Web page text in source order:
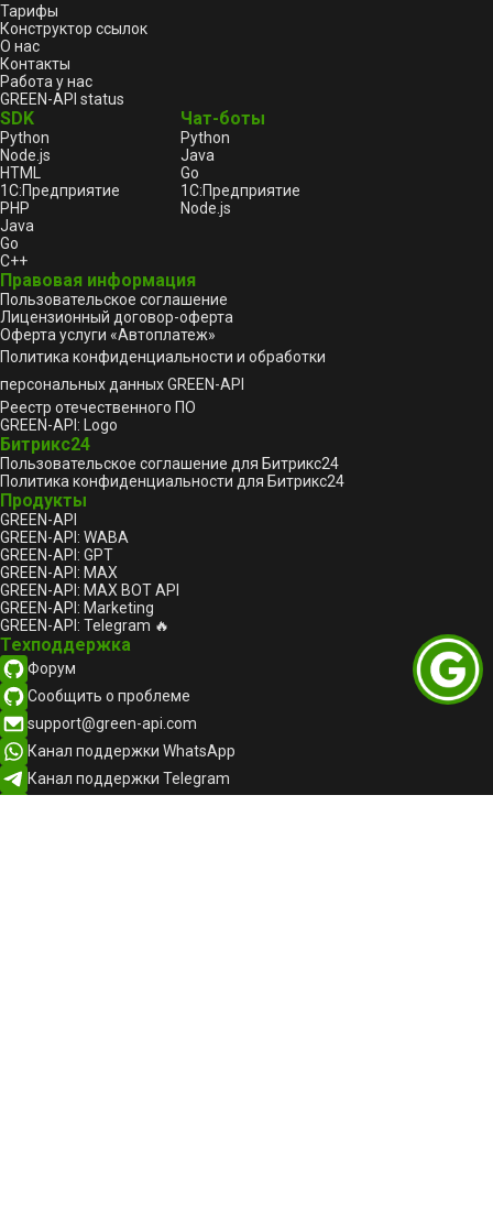
Тарифы
Конструктор ссылок
О нас
Контакты
Работа у нас
GREEN-API status
SDK
Python
Node.js
HTML
1С:Предприятие
PHP
Java
Go
C++
Чат-боты
Python
Java
Go
1С:Предприятие
Node.js
Правовая информация
Пользовательское соглашение
Лицензионный договор-оферта
Оферта услуги «Автоплатеж»
Политика конфиденциальности и обработки
персональных данных GREEN-API
Реестр отечественного ПО
GREEN-API: Logo
Битрикс24
Пользовательское соглашение для Битрикс24
Политика конфиденциальности для Битрикс24
Продукты
GREEN-API
GREEN-API: WABA
GREEN-API: GPT
GREEN-API: MAX
GREEN-API: MAX BOT API
GREEN-API: Marketing
GREEN-API: Telegram 🔥
Техподдержка
Форум
Сообщить о проблеме
support@green-api.com
Канал поддержки WhatsApp
Канал поддержки Telegram